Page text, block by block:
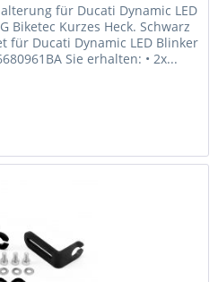
für Ducati Dynamic LED
Biketec Kurzes Heck. Schwarz
für Ducati Dynamic LED Blinker
Sie erhalten: • 2x...